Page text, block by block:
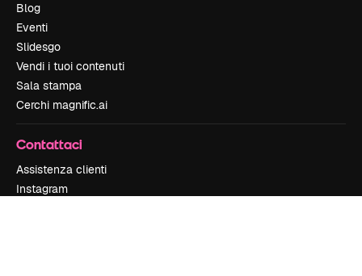
Blog
Eventi
Slidesgo
Vendi i tuoi contenuti
Sala stampa
Cerchi magnific.ai
Contattaci
Assistenza clienti
Instagram